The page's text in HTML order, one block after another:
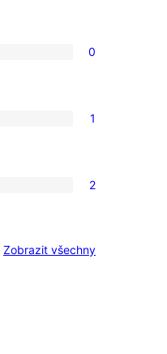
0
1
2
Zobrazit všechnyrecenze